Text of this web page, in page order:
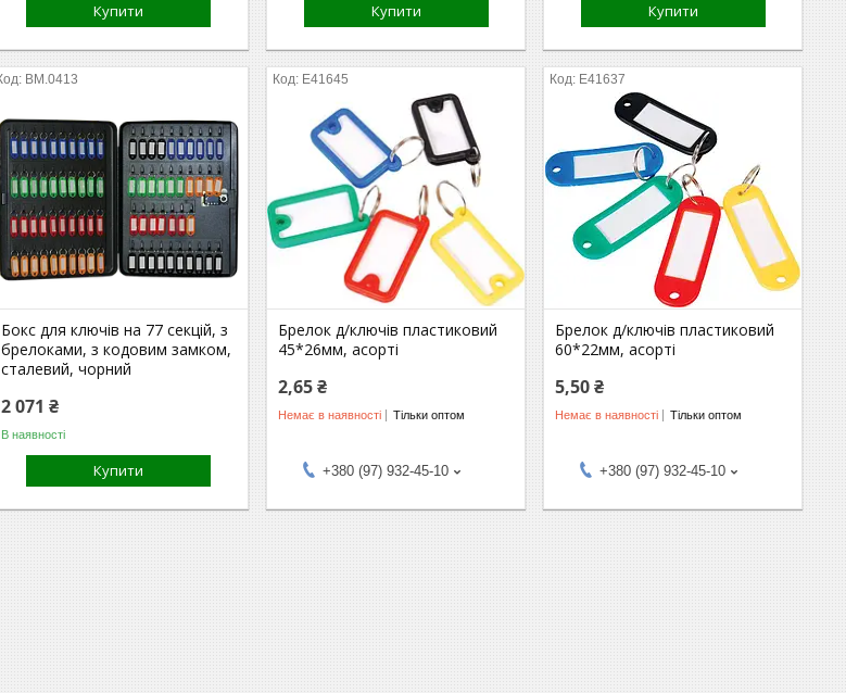
Купити Купити Купити
BM.0413
Бокс для ключів на 77 секцій, з
брелоками, з кодовим замком,
сталевий, чорний
2 071 ₴
В наявності
Купити
E41645
Брелок д/ключів пластиковий
45*26мм, асорті
2,65 ₴
Немає в наявності Тільки оптом
+380 (97) 932-45-10
E41637
Брелок д/ключів пластиковий
60*22мм, асорті
5,50 ₴
Немає в наявності Тільки оптом
+380 (97) 932-45-10